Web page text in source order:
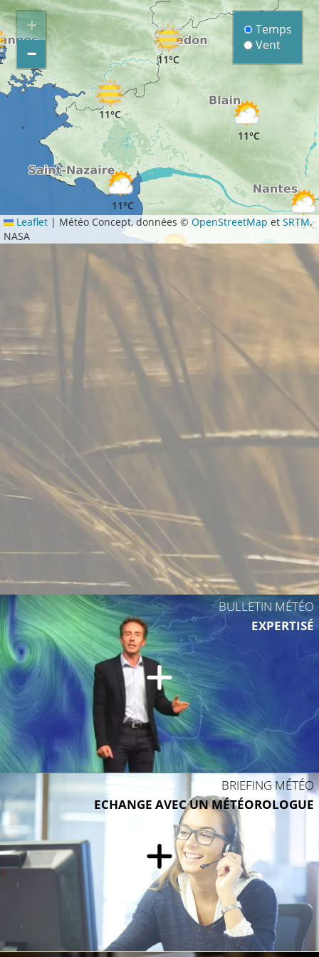
11°C
11°C
11°C
15°C
11°C
+
−
Temps
Vent
Leaflet | Météo Concept, données ©OpenStreetMap etSRTM,
NASA
BULLETIN MÉTÉO
EXPERTISÉ
BRIEFING MÉTÉO
ECHANGE AVEC UN MÉTÉOROLOGUE